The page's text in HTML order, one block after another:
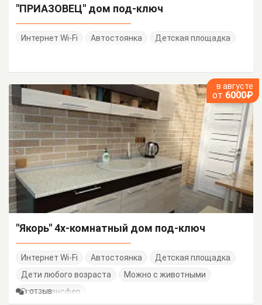
"ПРИАЗОВЕЦ" дом под-ключ
Интернет Wi-Fi Автостоянка Детская площадка
в августе
от 6000₽
"Якорь" 4х-комнатный дом под-ключ
Интернет Wi-Fi Автостоянка
Детская площадка
Дети любого возраста
Можно с животными
Есть трансфер
1 ОТЗЫВ